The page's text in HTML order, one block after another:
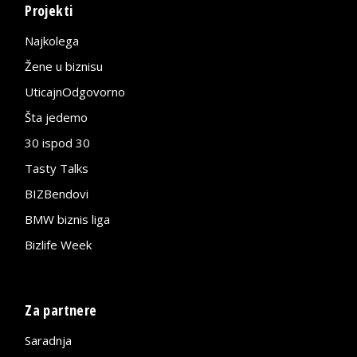
Projekti
Najkolega
Žene u biznisu
UticajnOdgovorno
Šta jedemo
30 ispod 30
Tasty Talks
BIZBendovi
BMW biznis liga
Bizlife Week
Za partnere
Saradnja